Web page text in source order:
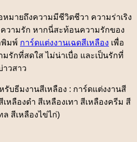
หมายถึงความมีชีวิตชีวา ความร่าเริง
ความรัก หากนี่สะท้อนความรักของ
พิมพ์ การ์ดแต่งงานเฉดสีเหลือง เพื่อ
รักที่สดใส ไม่น่าเบื่อ และเป็นรักที่
วสาว
รับธีมงานสีเหลือง : การ์ดแต่งงานสี
เหลืองดำ สีเหลืองเทา สีเหลืองครีม สี
ล สีเหลืองไข่ไก่)